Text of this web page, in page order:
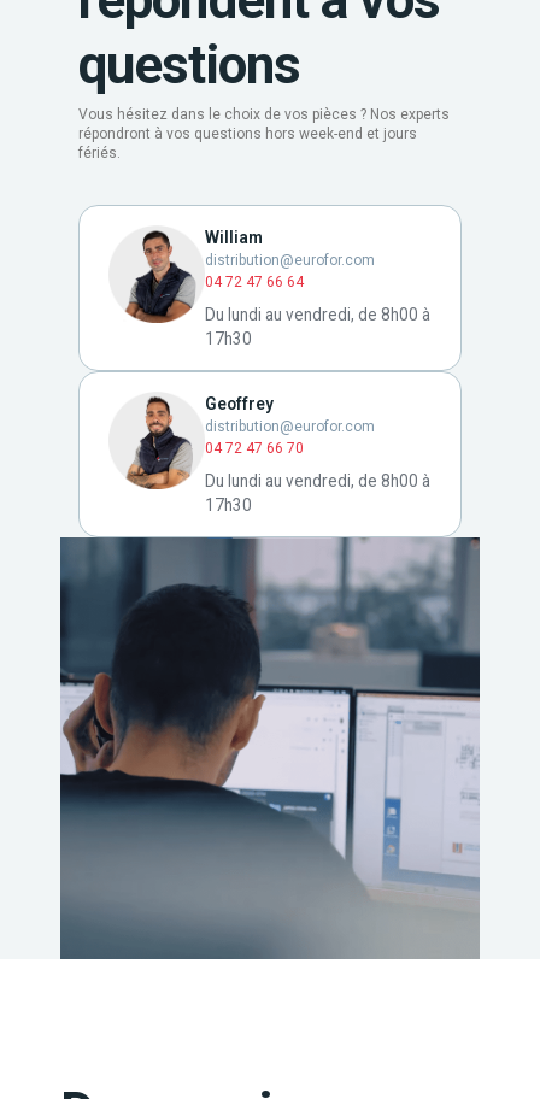
questions
Vous hésitez dans le choix de vos pièces ? Nos experts
répondront à vos questions hors week-end et jours
fériés.
William
distribution@eurofor.com
04 72 47 66 64
Du lundi au vendredi, de 8h00 à
17h30
Geoffrey
distribution@eurofor.com
04 72 47 66 70
Du lundi au vendredi, de 8h00 à
17h30